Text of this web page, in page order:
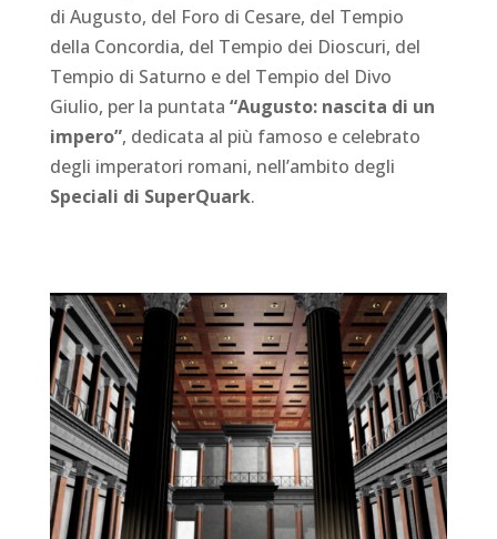
di Augusto, del Foro di Cesare, del Tempio
della Concordia, del Tempio dei Dioscuri, del
Tempio di Saturno e del Tempio del Divo
Giulio, per la puntata “Augusto: nascita di un
impero”, dedicata al più famoso e celebrato
degli imperatori romani, nell’ambito degli
Speciali di SuperQuark.